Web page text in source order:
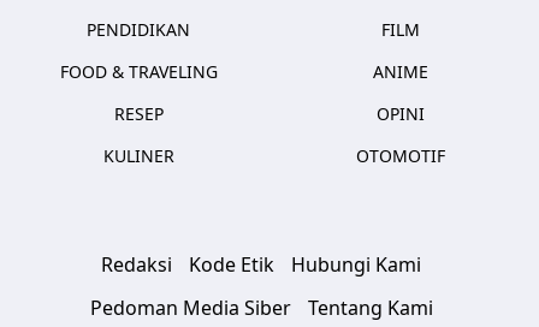
PENDIDIKAN
FOOD & TRAVELING
RESEP
KULINER
FILM
ANIME
OPINI
OTOMOTIF
Redaksi Kode Etik
Hubungi Kami
Pedoman Media Siber
Tentang Kami